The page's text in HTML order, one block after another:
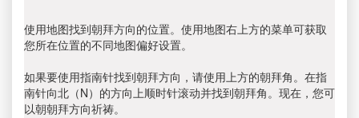
使用地图找到朝拜方向的位置。使用地图右上方的菜单可获取
您所在位置的不同地图偏好设置。
如果要使用指南针找到朝拜方向，请使用上方的朝拜角。在指
南针向北（N）的方向上顺时针滚动并找到朝拜角。现在，您可
以朝朝拜方向祈祷。